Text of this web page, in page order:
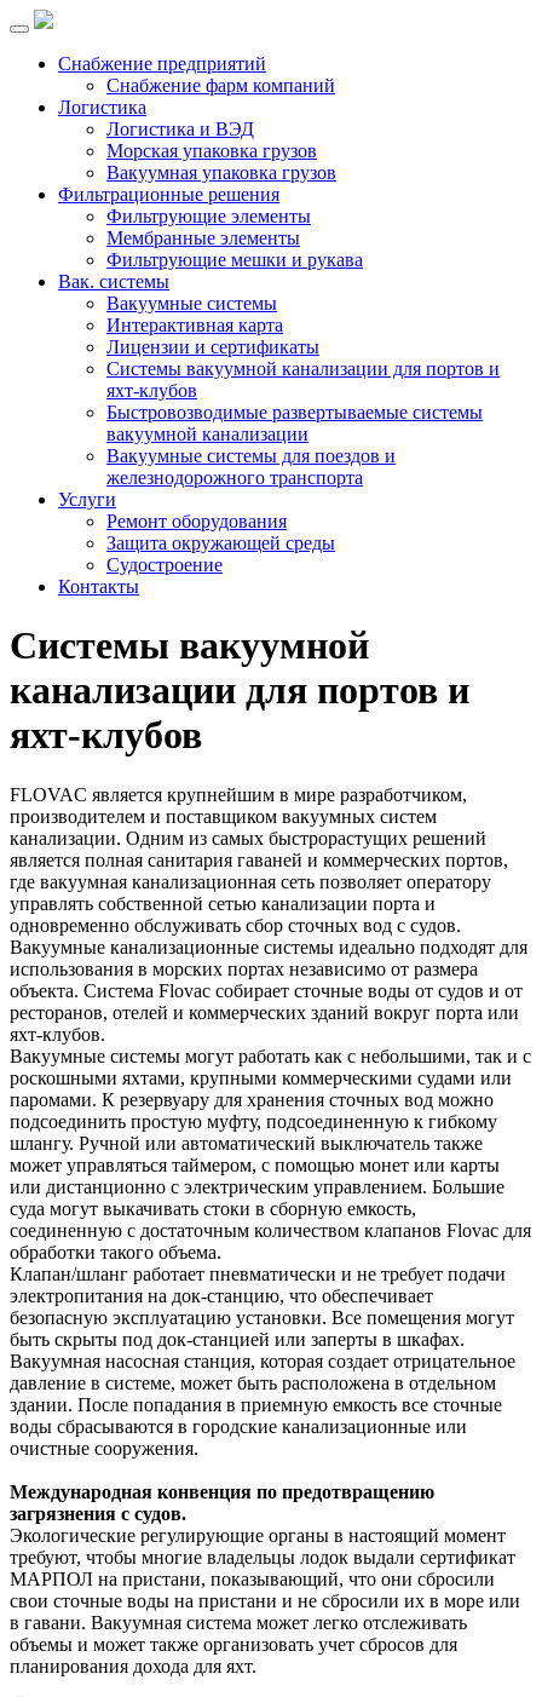
Снабжение предприятий
Снабжение фарм компаний
Логистика
Логистика и ВЭД
Морская упаковка грузов
Вакуумная упаковка грузов
Фильтрационные решения
Фильтрующие элементы
Мембранные элементы
Фильтрующие мешки и рукава
Вак. системы
Вакуумные системы
Интерактивная карта
Лицензии и сертификаты
Системы вакуумной канализации для портов и
яхт-клубов
Быстровозводимые развертываемые системы
вакуумной канализации
Вакуумные системы для поездов и
железнодорожного транспорта
Услуги
Ремонт оборудования
Защита окружающей среды
Судостроение
Контакты
Системы вакуумной
канализации для портов и
яхт-клубов
FLOVAC является крупнейшим в мире разработчиком,
производителем и поставщиком вакуумных систем
канализации. Одним из самых быстрорастущих решений
является полная санитария гаваней и коммерческих портов,
где вакуумная канализационная сеть позволяет оператору
управлять собственной сетью канализации порта и
одновременно обслуживать сбор сточных вод с судов.
Вакуумные канализационные системы идеально подходят для
использования в морских портах независимо от размера
объекта. Система Flovac собирает сточные воды от судов и от
ресторанов, отелей и коммерческих зданий вокруг порта или
яхт-клубов.
Вакуумные системы могут работать как с небольшими, так и с
роскошными яхтами, крупными коммерческими судами или
паромами. К резервуару для хранения сточных вод можно
подсоединить простую муфту, подсоединенную к гибкому
шлангу. Ручной или автоматический выключатель также
может управляться таймером, с помощью монет или карты
или дистанционно с электрическим управлением. Большие
суда могут выкачивать стоки в сборную емкость,
соединенную с достаточным количеством клапанов Flovac для
обработки такого объема.
Клапан/шланг работает пневматически и не требует подачи
электропитания на док-станцию, что обеспечивает
безопасную эксплуатацию установки. Все помещения могут
быть скрыты под док-станцией или заперты в шкафах.
Вакуумная насосная станция, которая создает отрицательное
давление в системе, может быть расположена в отдельном
здании. После попадания в приемную емкость все сточные
воды сбрасываются в городские канализационные или
очистные сооружения.
Международная конвенция по предотвращению
загрязнения с судов.
Экологические регулирующие органы в настоящий момент
требуют, чтобы многие владельцы лодок выдали сертификат
МАРПОЛ на пристани, показывающий, что они сбросили
свои сточные воды на пристани и не сбросили их в море или
в гавани. Вакуумная система может легко отслеживать
объемы и может также организовать учет сбросов для
планирования дохода для яхт.